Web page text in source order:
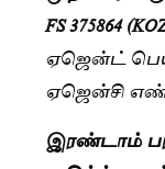
FS 375864
ஏஜென்ட்
ஏஜென்சி எண்:
இரண்டாம்